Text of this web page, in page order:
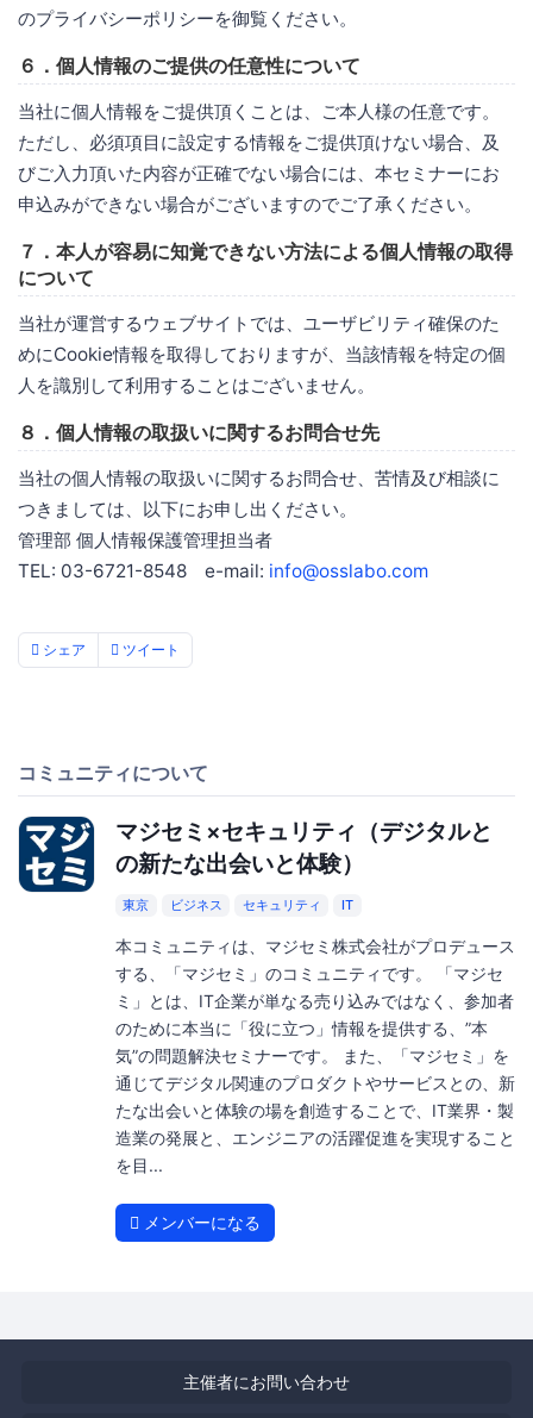
のプライバシーポリシーを御覧ください。
６．個人情報のご提供の任意性について
当社に個人情報をご提供頂くことは、ご本人様の任意です。
ただし、必須項目に設定する情報をご提供頂けない場合、及
びご入力頂いた内容が正確でない場合には、本セミナーにお
申込みができない場合がございますのでご了承ください。
７．本人が容易に知覚できない方法による個人情報の取得
について
当社が運営するウェブサイトでは、ユーザビリティ確保のた
めにCookie情報を取得しておりますが、当該情報を特定の個
人を識別して利用することはございません。
８．個人情報の取扱いに関するお問合せ先
当社の個人情報の取扱いに関するお問合せ、苦情及び相談に
つきましては、以下にお申し出ください。
管理部 個人情報保護管理担当者
TEL: 03-6721-8548 e-mail: info@osslabo.com
シェア ツイート
コミュニティについて
マジセミ×セキュリティ（デジタルと
の新たな出会いと体験）
東京 ビジネス セキュリティ IT
本コミュニティは、マジセミ株式会社がプロデュース
する、「マジセミ」のコミュニティです。 「マジセ
ミ」とは、IT企業が単なる売り込みではなく、参加者
のために本当に「役に立つ」情報を提供する、”本
気”の問題解決セミナーです。 また、「マジセミ」を
通じてデジタル関連のプロダクトやサービスとの、新
たな出会いと体験の場を創造することで、IT業界・製
造業の発展と、エンジニアの活躍促進を実現すること
を目...
メンバーになる
主催者にお問い合わせ